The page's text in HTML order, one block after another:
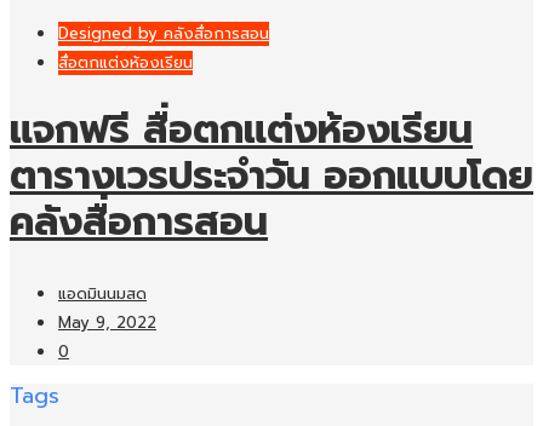
Designed by คลังสื่อการสอน
สื่อตกแต่งห้องเรียน
แจกฟรี สื่อตกแต่งห้องเรียน
ตารางเวรประจำวัน ออกแบบโดย
คลังสื่อการสอน
แอดมินนมสด
May 9, 2022
0
Tags